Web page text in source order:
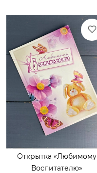
Открытка «Любимому
Воспитателю»